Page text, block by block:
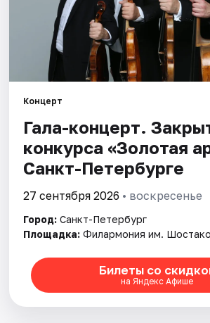
События
Площадки
Артисты
Рейтинги
Концерт
Гала-концерт.
конкурса «Золотая
Санкт-Петербурге
27 сентября 2026 • воскресенье
Город: Санкт-Петербург
Площадка: Филармония им.
Билеты со
на Яндекс Афише